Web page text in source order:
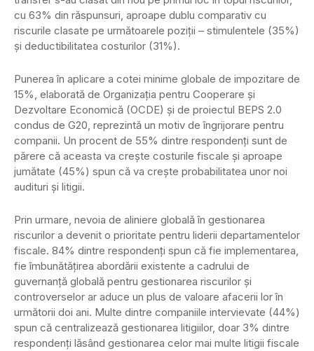
cu 63% din răspunsuri, aproape dublu comparativ cu
riscurile clasate pe următoarele poziții – stimulentele (35%)
și deductibilitatea costurilor (31%).
Punerea în aplicare a cotei minime globale de impozitare de
15%, elaborată de Organizația pentru Cooperare și
Dezvoltare Economică (OCDE) și de proiectul BEPS 2.0
condus de G20, reprezintă un motiv de îngrijorare pentru
companii. Un procent de 55% dintre respondenți sunt de
părere că aceasta va crește costurile fiscale și aproape
jumătate (45%) spun că va crește probabilitatea unor noi
audituri și litigii.
Prin urmare, nevoia de aliniere globală în gestionarea
riscurilor a devenit o prioritate pentru liderii departamentelor
fiscale. 84% dintre respondenți spun că fie implementarea,
fie îmbunătățirea abordării existente a cadrului de
guvernanță globală pentru gestionarea riscurilor și
controverselor ar aduce un plus de valoare afacerii lor în
următorii doi ani. Multe dintre companiile intervievate (44%)
spun că centralizează gestionarea litigiilor, doar 3% dintre
respondenți lăsând gestionarea celor mai multe litigii fiscale